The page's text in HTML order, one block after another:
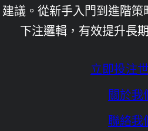
九州娛樂城倒了
九州娛樂城洗錢
九州娛樂城評價
建議。從新手入門到進階
下注邏輯，有效提升長
立即投注
關於我
聯絡我